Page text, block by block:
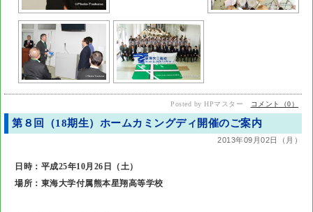
Posted by HPマスター コメント（0）
第８回（18期生）ホームカミングディ開催のご案内
2013年09月02日（月）
日時：平成25年10月26日（土）
場所：東海大学付属熊本星翔高等学校